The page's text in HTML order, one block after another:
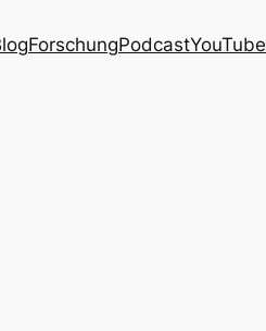
ForschungPodcastYouTube